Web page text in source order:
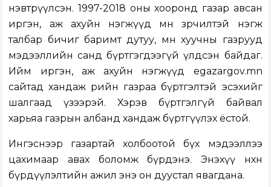
нэвтрүүлсэн. 1997-2018 оны хооронд газар авсан
иргэн, аж ахуйн нэгжүүд мөн зөрчилтэй нэгж
талбар бичиг баримт дутуу, мөн хуучны газрууд
мэдээллийн санд бүртгэгдээгүй үлдсэн байдаг.
Ийм иргэн, аж ахуйн нэгжүүд egazargov.mn
сайтад хандаж өөрийн газраа бүртгэлтэй эсэхийг
шалгаад үзээрэй. Хэрэв бүртгэлгүй байвал
харьяа газрын албанд хандаж бүртгүүлэх ёстой.
Ингэснээр газартай холбоотой бүх мэдээллээ
цахимаар авах боломж бүрдэнэ. Энэхүү нөхөн
бүрдүүлэлтийн ажил энэ он дуустал явагдана.